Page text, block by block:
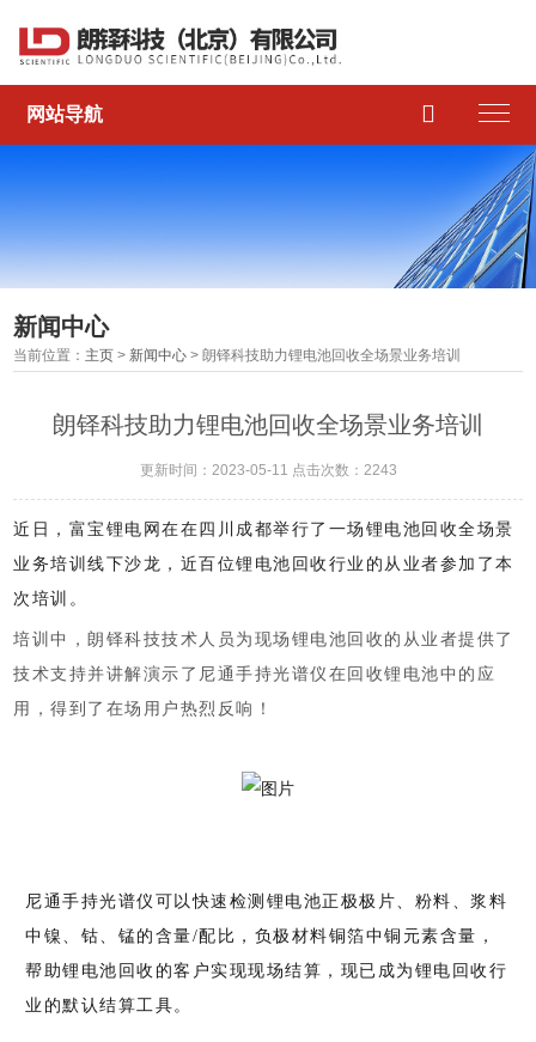
网站导航 
新闻中心
当前位置： 主页 > 新闻中心 > 朗铎科技助力锂电池回收全场景业务培训
朗铎科技助力锂电池回收全场景业务培训
更新时间：2023-05-11 点击次数：2243
近日，富宝锂电网在在四川成都举行了一场锂电池回收全场景
业务培训线下沙龙，近百位锂电池回收行业的从业者参加了本
次培训。
培训中，朗铎科技技术人员为现场锂电池回收的从业者提供了
技术支持并讲解演示了尼通手持光谱仪在回收锂电池中的应
用，得到了在场用户热烈反响！
尼通手持光谱仪可以快速检测锂电池正极极片、粉料、浆料
中镍、钴、锰的含量/配比，负极材料铜箔中铜元素含量，
帮助锂电池回收的客户实现现场结算，现已成为锂电回收行
业的默认结算工具。